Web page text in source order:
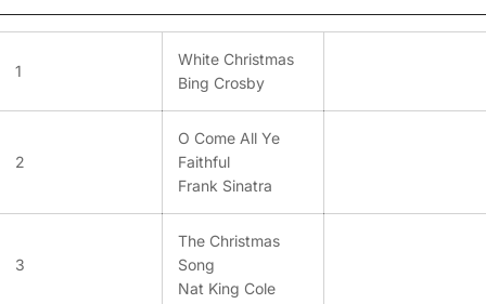
1
White Christmas
Bing Crosby
2
O Come All Ye
Faithful
Frank Sinatra
3
The Christmas
Song
Nat King Cole